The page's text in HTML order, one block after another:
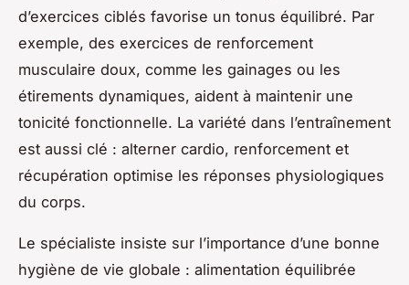
d’exercices ciblés favorise un tonus équilibré. Par
exemple, des exercices de renforcement
musculaire doux, comme les gainages ou les
étirements dynamiques, aident à maintenir une
tonicité fonctionnelle. La variété dans l’entraînement
est aussi clé : alterner cardio, renforcement et
récupération optimise les réponses physiologiques
du corps.
Le spécialiste insiste sur l’importance d’une bonne
hygiène de vie globale : alimentation équilibrée